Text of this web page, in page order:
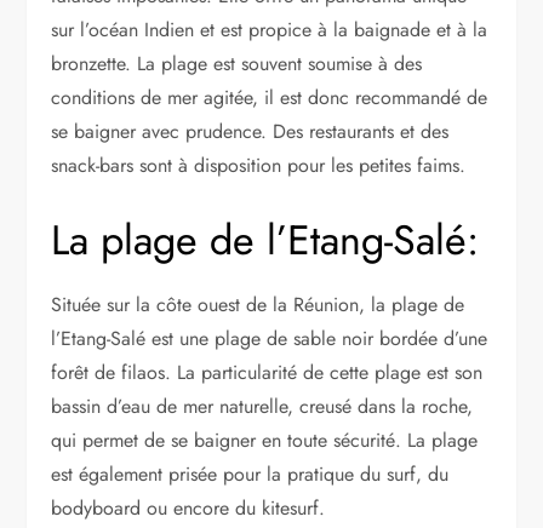
sur l’océan Indien et est propice à la baignade et à la
bronzette. La plage est souvent soumise à des
conditions de mer agitée, il est donc recommandé de
se baigner avec prudence. Des restaurants et des
snack-bars sont à disposition pour les petites faims.
La plage de l’Etang-Salé:
Située sur la côte ouest de la Réunion, la plage de
l’Etang-Salé est une plage de sable noir bordée d’une
forêt de filaos. La particularité de cette plage est son
bassin d’eau de mer naturelle, creusé dans la roche,
qui permet de se baigner en toute sécurité. La plage
est également prisée pour la pratique du surf, du
bodyboard ou encore du kitesurf.